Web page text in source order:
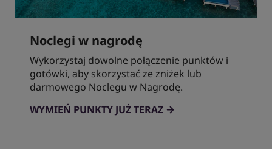
Noclegi w nagrodę
Wykorzystaj dowolne połączenie punktów i
gotówki, aby skorzystać ze zniżek lub
darmowego Noclegu w Nagrodę.
WYMIEŃ PUNKTY JUŻ TERAZ